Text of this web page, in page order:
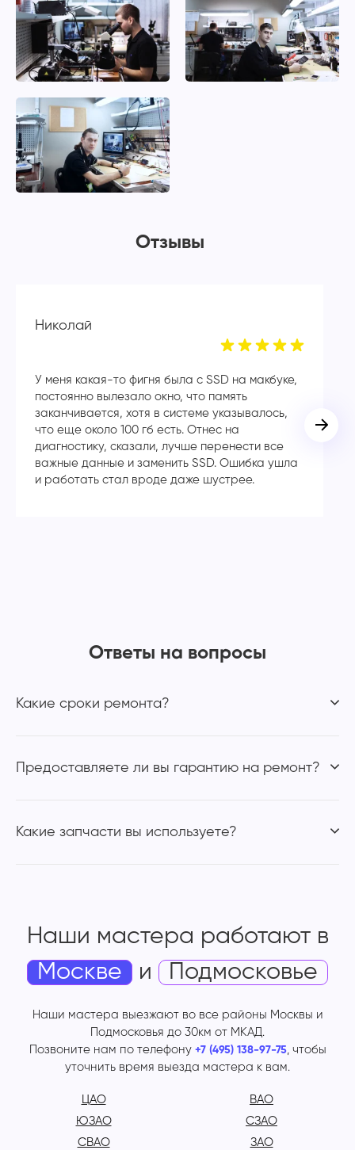
Отзывы
Николай
У меня какая-то фигня была с SSD на макбуке,
постоянно вылезало окно, что память
заканчивается, хотя в системе указывалось,
что еще около 100 гб есть. Отнес на
диагностику, сказали, лучше перенести все
важные данные и заменить SSD. Ошибка ушла
и работать стал вроде даже шустрее.
Ответы на вопросы
Какие сроки ремонта?
Предоставляете ли вы гарантию на ремонт?
Какие запчасти вы используете?
Наши мастера работают в
Москве
и Подмосковье
Наши мастера выезжают во все районы Москвы и
Подмосковья до 30км от МКАД.
Позвоните нам по телефону +7 (495) 138-97-75, чтобы
уточнить время выезда мастера к вам.
ЦАО
ЮЗАО
СВАО
ВАО
СЗАО
ЗАО